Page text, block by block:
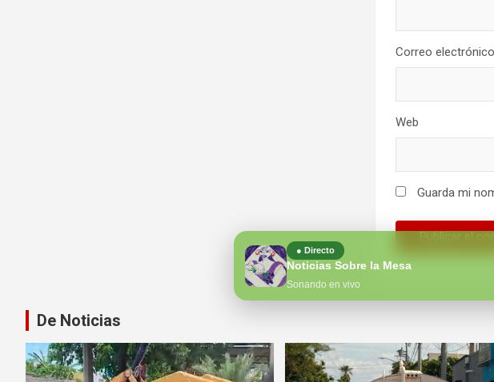
Correo electrónico
Web
Guarda mi
● Directo
Noticias Sobre la Mesa
Sonando en vivo
De Noticias